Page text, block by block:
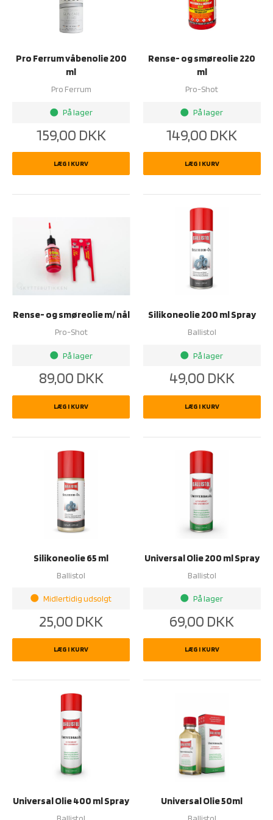
Pro Ferrum våbenolie 200
ml
Pro Ferrum
brightness_1 På lager
159,00 DKK
LÆG I KURV
Rense- og smøreolie 220
ml
Pro-Shot
brightness_1 På lager
149,00 DKK
LÆG I KURV
Rense- og smøreolie m/ nål
Pro-Shot
brightness_1 På lager
89,00 DKK
LÆG I KURV
Silikoneolie 200 ml Spray
Ballistol
brightness_1 På lager
49,00 DKK
LÆG I KURV
Silikoneolie 65 ml
Ballistol
brightness_1 Midlertidig udsolgt
25,00 DKK
LÆG I KURV
Universal Olie 200 ml Spray
Ballistol
brightness_1 På lager
69,00 DKK
LÆG I KURV
Universal Olie 400 ml Spray
Ballistol
Universal Olie 50ml
Ballistol